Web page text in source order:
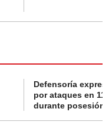
Defensoría
por ataques en 11
durante posesión